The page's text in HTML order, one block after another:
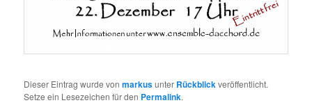
Dieser Eintrag wurde vonmarkusunter Rückblickveröffentlicht.
Setze ein Lesezeichen für den Permalink.